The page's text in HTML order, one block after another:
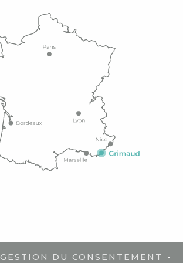
GESTION DU CONSENTEMENT -